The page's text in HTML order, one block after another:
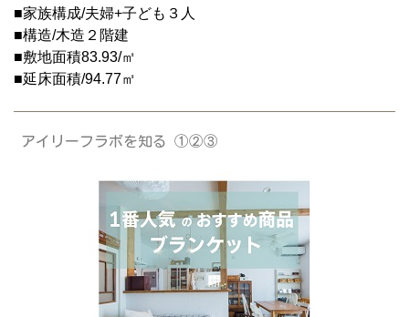
■家族構成/夫婦+子ども３人
■構造/木造２階建
■敷地面積83.93/㎡
■延床面積/94.77㎡
アイリーフラボを知る ①②③